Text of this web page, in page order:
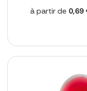
à partir de 0,69